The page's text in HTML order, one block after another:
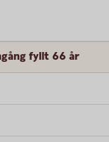
fyllt 66 år